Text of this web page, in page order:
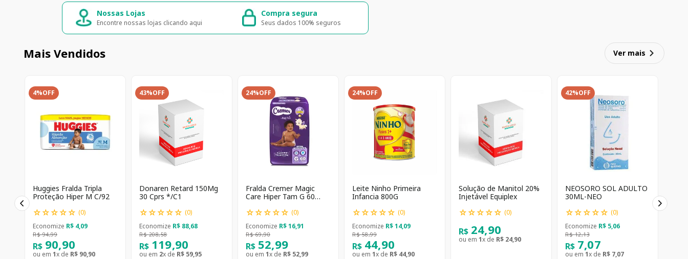
Nossas Lojas
Encontre nossas lojas clicando aqui
Compra segura
Seus dados 100% seguros
Mais Vendidos Ver mais
4%OFF
Huggies Fralda Tripla
Proteção Hiper M C/92
☆☆☆☆☆ (0)
Economize R$ 4,09
R$ 94,99
R$ 90,90
ou em 1x de R$ 90,90
43%OFF
Donaren Retard 150Mg
30 Cprs */C1
☆☆☆☆☆ (0)
Economize R$ 88,68
R$ 208,58
R$ 119,90
ou em 2x de R$ 59,95
24%OFF
Fralda Cremer Magic
Care Hiper Tam G 60
☆☆☆☆☆ (0)
Economize R$16,91
R$ 69,90
R$ 52,99
ou em 1x de R$ 52,99
24%OFF
Leite Ninho Primeira
Infancia 800G
☆☆☆☆☆ (0)
Economize R$14,09
R$ 58,99
R$ 44,90
ou em 1x de R$ 44,90
Solução de Manitol 20%
Injetável Equiplex
☆☆☆☆☆ (0)
R$ 24,90
ou em 1x de R$ 24,90
42%OFF
NEOSORO SOL ADULTO
30ML-NEO
☆☆☆☆☆ (0)
Economize R$ 5,06
R$ 12,13
R$ 7,07
ou em 1x de R$ 7,07